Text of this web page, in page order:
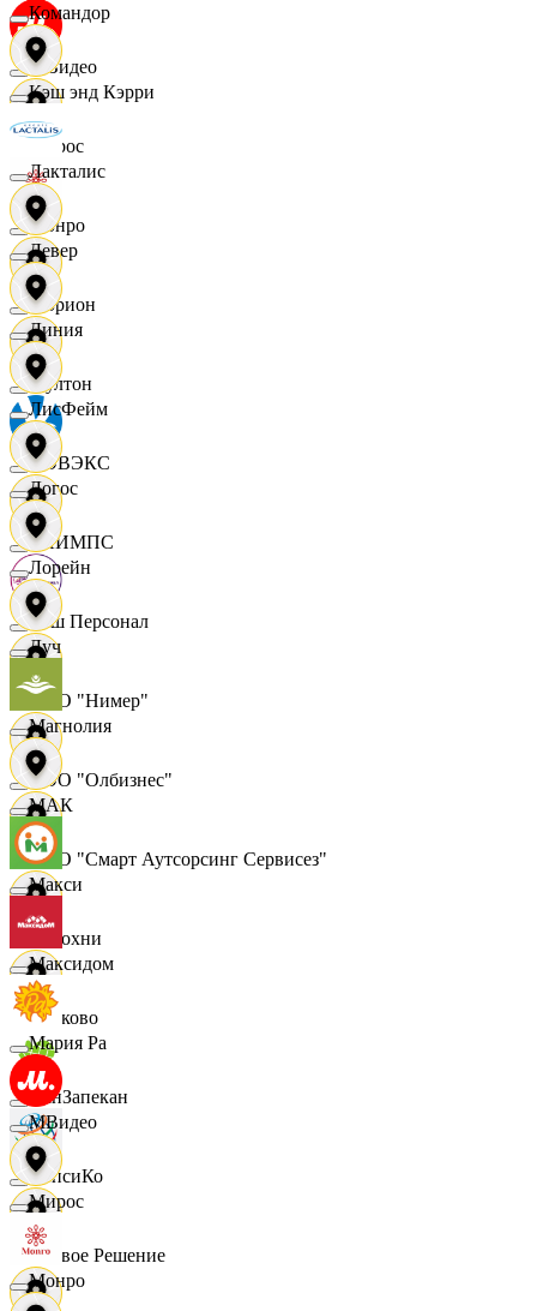
МВидео
Мирос
Монро
Морион
Мултон
НОВЭКС
ОЛИМПС
Ваш Персонал
ООО "Нимер"
ООО "Олбизнес"
ООО "Смарт Аутсорсинг Сервисез"
Отдохни
Очаково
ПанЗапекан
ПепсиКо
Первое Решение
Командор
Кэш энд Кэрри
Лакталис
Левер
Линия
ЛисФейм
Логос
Лорейн
Луч
Магнолия
МАК
Макси
Максидом
Мария Ра
МВидео
Мирос
Монро